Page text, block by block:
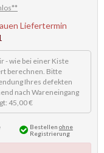
Liefertermin
- wie bei einer Kiste
berechnen. Bitte
Ihres defekten
nach Wareneingang
45,00 €
Bestellen ohne
Registrierung